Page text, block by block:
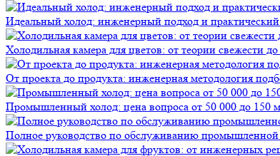
Идеальный холод: инженерный подход и
Холодильная камера для цветов: от теории свежести
От проекта до продукта: инженерная методология
Промышленный холод: цена вопроса от 50 000 до 150
Полное руководство по обслуживанию